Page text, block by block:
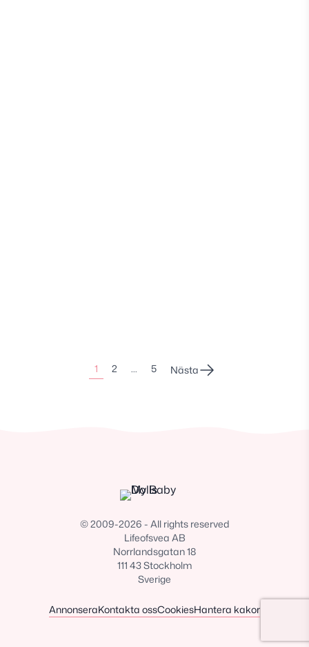
1 2 … 5 Nästa
© 2009-2026 - All rights reserved
Lifeofsvea AB
Norrlandsgatan 18
111 43 Stockholm
Sverige
AnnonseraKontakta ossCookiesHantera kakor